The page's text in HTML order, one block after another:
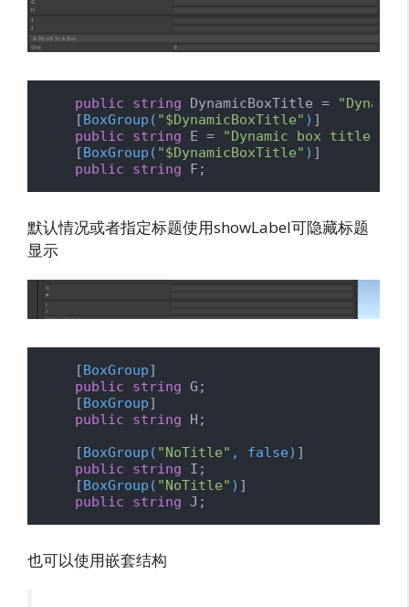
public string DynamicBoxTitle =
    [
BoxGroup( "$DynamicBoxTitle" ) ]
public
string E = "Dynamic box title 2"
    [
BoxGroup( "$DynamicBoxTitle" ) ]
public
string F;
默认情况或者指定标题使用showLabel可隐藏标题
显示
    [
BoxGroup]
public
string G;
    [
BoxGroup]
public
string H;
    [
BoxGroup( "NoTitle" , false) ]
public
string I;
    [
BoxGroup( "NoTitle" ) ]
public
string J;
也可以使用嵌套结构